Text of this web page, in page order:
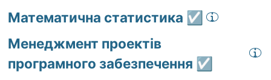
Математична статистика ☑️
Менеджмент проектів
програмного забезпечення ☑️